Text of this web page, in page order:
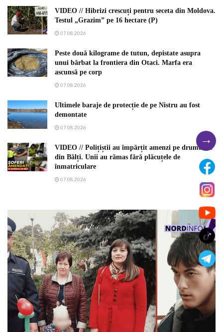
VIDEO // Hibrizi crescuți pentru seceta din Moldova.
Testul „Grazim” pe 16 hectare (P)
07.08.2026
Peste două kilograme de tutun, depistate asupra
unui bărbat la frontiera din Otaci. Marfa era
ascunsă pe corp
07.08.2026
Ultimele baraje de protecție de pe Nistru au fost
demontate
07.08.2026
VIDEO // Polițiștii au împărțit amenzi pe drumurile
din Bălți. Unii au rămas fără plăcuțele de
înmatriculare
07.08.2026
→